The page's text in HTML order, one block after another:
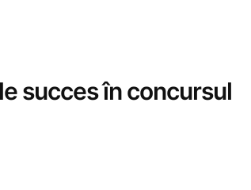
succes în concursul